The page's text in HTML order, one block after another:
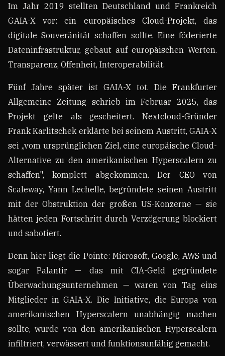
Im Jahr 2019 stellten Deutschland und Frankreich
GAIA-X vor: ein europäisches Cloud-Projekt, das
digitale Souveränität schaffen sollte. Eine föderierte
Dateninfrastruktur, gebaut auf europäischen Werten.
Transparenz, Offenheit, Interoperabilität.
Fünf Jahre später ist GAIA-X tot. Die Frankfurter
Allgemeine Zeitung schrieb im Februar 2025, das
Projekt gelte als gescheitert. Nextcloud-Gründer
Frank Karlitschek erklärte bei seinem Austritt, GAIA-X
sei „vom ursprünglichen Ziel, eine europäische Cloud-
Alternative zu den amerikanischen Hyperscalern zu
schaffen", komplett abgekommen. Der CEO von
Scaleway, Yann Lechelle, begründete seinen Austritt
mit der Obstruktion der großen US-Konzerne — sie
hätten jeden Fortschritt durch Verzögerung blockiert
und sabotiert.
Denn hier liegt die Pointe: Microsoft, Google, AWS und
sogar Palantir — das mit CIA-Geld gegründete
Überwachungsunternehmen — waren von Tag eins
Mitglieder in GAIA-X. Die Initiative, die Europa von
amerikanischen Hyperscalern unabhängig machen
sollte, wurde von den amerikanischen Hyperscalern
infiltriert, verwässert und funktionsunfähig gemacht.